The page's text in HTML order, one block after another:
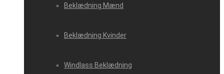
Beklædning Mænd
Beklædning Kvinder
Windlass Beklædning